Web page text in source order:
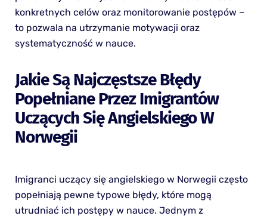
konkretnych celów oraz monitorowanie postępów –
to pozwala na utrzymanie motywacji oraz
systematyczność w nauce.
Jakie Są Najczęstsze Błędy
Popełniane Przez Imigrantów
Uczących Się Angielskiego W
Norwegii
Imigranci uczący się angielskiego w Norwegii często
popełniają pewne typowe błędy, które mogą
utrudniać ich postępy w nauce. Jednym z